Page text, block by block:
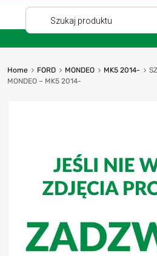
Home FORD MONDEO MK5 2014-
MONDEO – MK5 2014-